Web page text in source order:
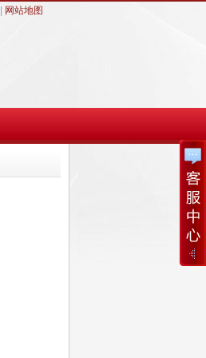
网站地图